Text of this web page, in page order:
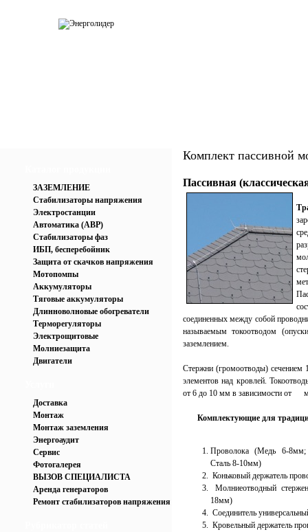
ЗАЗЕМЛЕНИЕ
Стабилизаторы напряжения
Электростанции
Автоматика (АВР)
Стабилизаторы фаз
ИБП, бесперебойник
Защита от скачков напряжения
Мотопомпы
Аккумуляторы
Тяговые аккумуляторы
Длинноволновые обогреватели
Терморегуляторы
Электрощитовые
Молниезащита
Двигатели
Доставка
Монтаж
Монтаж заземления
Энергоаудит
Сервис
Фотогалерея
ВЫЗОВ СПЕЦИАЛИСТА
Аренда генераторов
Ремонт стабилизаторов напряжения
Комплект пассивной
Пассивная
соединенных между собой
называемым токоотводом
заземлением.
Стержни (громоотводы)
элементов над кровлей.
от 6 до 10 мм в зависимости от
Комплектующие для
Проволока (Медь 6-
Сталь 8-10мм)
Коньковый держатель
Молниеотводный
18мм)
Соединитель
Кровельный держатель